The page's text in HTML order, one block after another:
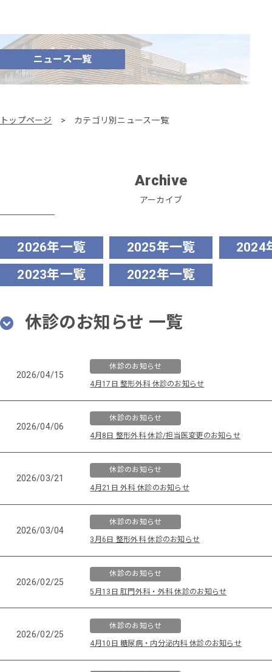
ニュース一覧
トップページ カテゴリ別ニュース一覧
Archive
アーカイブ
2026年一覧 2025年一覧
2024
2023年一覧
2022年一覧
休診のお知らせ 一覧
2026/04/15
休診のお知らせ
4月17日 整形外科 休診のお知らせ
2026/04/06
休診のお知らせ
4月8日 整形外科 休診/担当医変更のお知らせ
2026/03/21
休診のお知らせ
4月21日 外科 休診のお知らせ
2026/03/04
休診のお知らせ
3月6日 整形外科 休診のお知らせ
2026/02/25
休診のお知らせ
5月13日 肛門外科・外科 休診のお知らせ
2026/02/25
休診のお知らせ
4月10日 糖尿病・内分泌内科 休診のお知らせ